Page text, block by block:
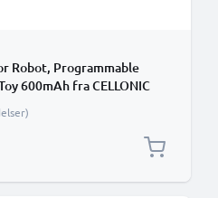
Robot, Programmable
600mAh fra CELLONIC